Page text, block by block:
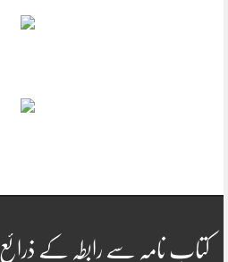
کتاب نامہ سے رابطہ کے ذرائع